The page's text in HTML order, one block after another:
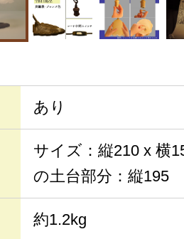
あり
サイズ：縦210 x 横
の土台部分：縦195
約1.2kg